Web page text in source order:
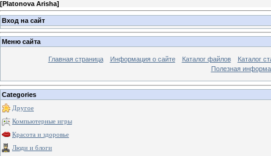
[Platonova Arisha]
Вход на сайт
Меню сайта
Главная страница Информация о сайте Каталог файлов
Каталог
Полезная
Categories
Другое
Компьютерные игры
Красота и здоровье
Люди и блоги